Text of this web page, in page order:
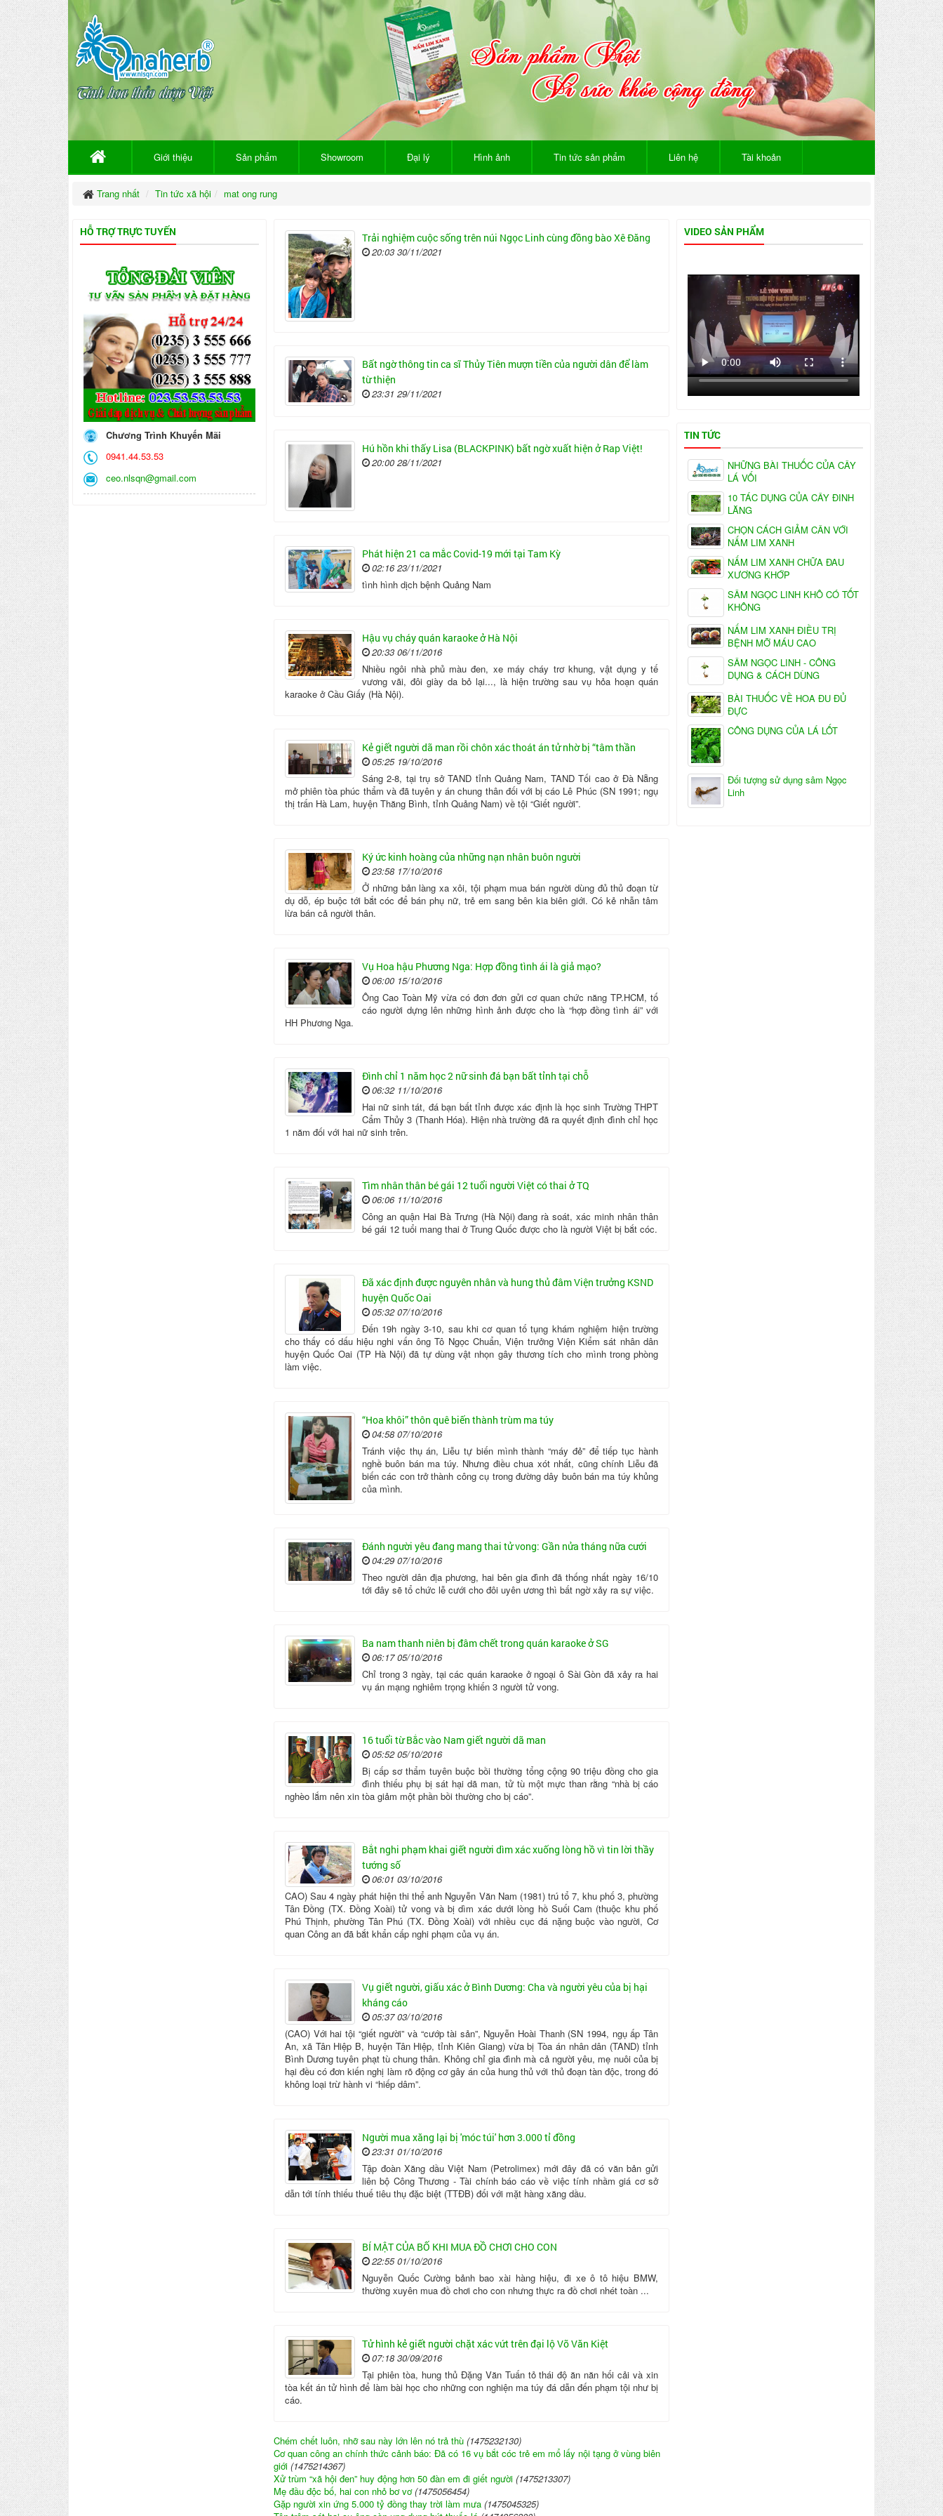
Giới thiệu Sản phẩm Showroom Đại lý Hình ảnh Tin tức sản phẩm Liên hệ Tài khoản
Trang nhất Tin tức xã hội mat ong rung
Trải nghiệm cuộc sống trên núi Ngọc Linh cùng đồng bào Xê Đăng
20:03 30/11/2021
Bất ngờ thông tin ca sĩ Thủy Tiên mượn tiền của người dân để làm
từ thiện
23:31 29/11/2021
Hú hồn khi thấy Lisa (BLACKPINK) bất ngờ xuất hiện ở Rap Việt!
20:00 28/11/2021
Phát hiện 21 ca mắc Covid-19 mới tại Tam Kỳ
02:16 23/11/2021
tình hình dịch bệnh Quảng Nam
Hậu vụ cháy quán karaoke ở Hà Nội
20:33 06/11/2016
Nhiều ngôi nhà phủ màu đen, xe máy cháy trơ khung, vật dụng y tế
vương vãi, đôi giày da bỏ lại..., là hiện trường sau vụ hỏa hoạn quán
karaoke ở Cầu Giấy (Hà Nội).
Kẻ giết người dã man rồi chôn xác thoát án tử nhờ bị “tâm thần
05:25 19/10/2016
Sáng 2-8, tại trụ sở TAND tỉnh Quảng Nam, TAND Tối cao ở Đà Nẵng
mở phiên tòa phúc thẩm và đã tuyên y án chung thân đối với bị cáo Lê Phúc (SN 1991; ngụ
thị trấn Hà Lam, huyện Thăng Bình, tỉnh Quảng Nam) về tội “Giết người”.
Ký ức kinh hoàng của những nạn nhân buôn người
23:58 17/10/2016
Ở những bản làng xa xôi, tội phạm mua bán người dùng đủ thủ đoạn từ
dụ dỗ, ép buộc tới bắt cóc để bán phụ nữ, trẻ em sang bên kia biên giới. Có kẻ nhẫn tâm
lừa bán cả người thân.
Vụ Hoa hậu Phương Nga: Hợp đồng tình ái là giả mạo?
06:00 15/10/2016
Ông Cao Toàn Mỹ vừa có đơn đơn gửi cơ quan chức năng TP.HCM, tố
cáo người dựng lên những hình ảnh được cho là “hợp đồng tình ái” với
HH Phương Nga.
Đình chỉ 1 năm học 2 nữ sinh đá bạn bất tỉnh tại chỗ
06:32 11/10/2016
Hai nữ sinh tát, đá bạn bất tỉnh được xác định là học sinh Trường THPT
Cẩm Thủy 3 (Thanh Hóa). Hiện nhà trường đã ra quyết định đình chỉ học
1 năm đối với hai nữ sinh trên.
Tìm nhân thân bé gái 12 tuổi người Việt có thai ở TQ
06:06 11/10/2016
Công an quận Hai Bà Trưng (Hà Nội) đang rà soát, xác minh nhân thân
bé gái 12 tuổi mang thai ở Trung Quốc được cho là người Việt bị bắt cóc.
Đã xác định được nguyên nhân và hung thủ đâm Viện trưởng KSND
huyện Quốc Oai
05:32 07/10/2016
Đến 19h ngày 3-10, sau khi cơ quan tố tụng khám nghiệm hiện trường
cho thấy có dấu hiệu nghi vấn ông Tô Ngọc Chuẩn, Viện trưởng Viện Kiểm sát nhân dân
huyện Quốc Oai (TP Hà Nội) đã tự dùng vật nhọn gây thương tích cho mình trong phòng
làm việc.
“Hoa khôi” thôn quê biến thành trùm ma túy
04:58 07/10/2016
Tránh việc thụ án, Liễu tự biến mình thành “máy đẻ” để tiếp tục hành
nghề buôn bán ma túy. Nhưng điều chua xót nhất, cũng chính Liễu đã
biến các con trở thành công cụ trong đường dây buôn bán ma túy khủng
của mình.
Đánh người yêu đang mang thai tử vong: Gần nửa tháng nữa cưới
04:29 07/10/2016
Theo người dân địa phương, hai bên gia đình đã thống nhất ngày 16/10
tới đây sẽ tổ chức lễ cưới cho đôi uyên ương thì bất ngờ xảy ra sự việc.
Ba nam thanh niên bị đâm chết trong quán karaoke ở SG
06:17 05/10/2016
Chỉ trong 3 ngày, tại các quán karaoke ở ngoại ô Sài Gòn đã xảy ra hai
vụ án mạng nghiêm trọng khiến 3 người tử vong.
16 tuổi từ Bắc vào Nam giết người dã man
05:52 05/10/2016
Bị cấp sơ thẩm tuyên buộc bồi thường tổng cộng 90 triệu đồng cho gia
đình thiếu phụ bị sát hại dã man, tử tù một mực than rằng “nhà bị cáo
nghèo lắm nên xin tòa giảm một phần bồi thường cho bị cáo”.
Bắt nghi phạm khai giết người dìm xác xuống lòng hồ vì tin lời thầy
tướng số
06:01 03/10/2016
CAO) Sau 4 ngày phát hiện thi thể anh Nguyễn Văn Nam (1981) trú tổ 7, khu phố 3, phường
Tân Đồng (TX. Đồng Xoài) tử vong và bị dìm xác dưới lòng hồ Suối Cam (thuộc khu phố
Phú Thịnh, phường Tân Phú (TX. Đồng Xoài) với nhiều cục đá nặng buộc vào người, Cơ
quan Công an đã bắt khẩn cấp nghi phạm của vụ án.
Vụ giết người, giấu xác ở Bình Dương: Cha và người yêu của bị hại
kháng cáo
05:37 03/10/2016
(CAO) Với hai tội “giết người” và “cướp tài sản”, Nguyễn Hoài Thanh (SN 1994, ngụ ấp Tân
An, xã Tân Hiệp B, huyện Tân Hiệp, tỉnh Kiên Giang) vừa bị Tòa án nhân dân (TAND) tỉnh
Bình Dương tuyên phạt tù chung thân. Không chỉ gia đình mà cả người yêu, mẹ nuôi của bị
hại đều có đơn kiến nghị làm rõ động cơ gây án của hung thủ với thủ đoạn tàn độc, trong đó
không loại trừ hành vi “hiếp dâm”.
Người mua xăng lại bị 'móc túi' hơn 3.000 tỉ đồng
23:31 01/10/2016
Tập đoàn Xăng dầu Việt Nam (Petrolimex) mới đây đã có văn bản gửi
liên bộ Công Thương - Tài chính báo cáo về việc tính nhầm giá cơ sở
dẫn tới tính thiếu thuế tiêu thụ đặc biệt (TTĐB) đối với mặt hàng xăng dầu.
BÍ MẬT CỦA BỐ KHI MUA ĐỒ CHƠI CHO CON
22:55 01/10/2016
Nguyễn Quốc Cường bảnh bao xài hàng hiệu, đi xe ô tô hiệu BMW,
thường xuyên mua đồ chơi cho con nhưng thực ra đồ chơi nhét toàn ...
Tử hình kẻ giết người chặt xác vứt trên đại lộ Võ Văn Kiệt
07:18 30/09/2016
Tại phiên tòa, hung thủ Đặng Văn Tuấn tỏ thái độ ăn năn hối cải và xin
tòa kết án tử hình để làm bài học cho những con nghiện ma túy đá dẫn đến phạm tội như bị
cáo.
Chém chết luôn, nhỡ sau này lớn lên nó trả thù (1475232130)
Cơ quan công an chính thức cảnh báo: Đã có 16 vụ bắt cóc trẻ em mổ lấy nội tạng ở vùng biên
giới (1475214367)
Xử trùm “xã hội đen” huy động hơn 50 đàn em đi giết người (1475213307)
Mẹ đầu độc bố, hai con nhỏ bơ vơ (1475056454)
Gặp người xin ứng 5.000 tỷ đồng thay trời làm mưa (1475045325)
VIDEO SẢN PHẨM
TIN TỨC
NHỮNG BÀI THUỐC CỦA CÂY
LÁ VỐI
10 TÁC DỤNG CỦA CÂY ĐINH
LĂNG
CHỌN CÁCH GIẢM CÂN VỚI
NẤM LIM XANH
NẤM LIM XANH CHỮA ĐAU
XƯƠNG KHỚP
SÂM NGỌC LINH KHÔ CÓ TỐT
KHÔNG
NẤM LIM XANH ĐIỀU TRỊ
BỆNH MỠ MÁU CAO
SÂM NGỌC LINH - CÔNG
DỤNG & CÁCH DÙNG
BÀI THUỐC VỀ HOA ĐU ĐỦ
ĐỰC
CÔNG DỤNG CỦA LÁ LỐT
Đối tượng sử dụng sâm Ngọc
Linh
HỖ TRỢ TRỰC TUYẾN
Chương Trình Khuyến Mãi
0941.44.53.53
ceo.nlsqn@gmail.com